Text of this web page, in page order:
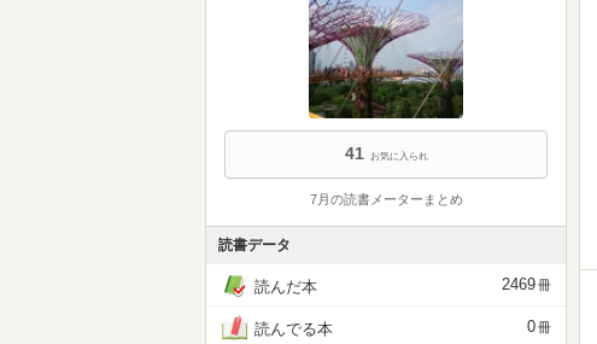
41 お気に入られ
7月の読書メーターまとめ
読書データ
読んだ本 2469冊
読んでる本 0冊